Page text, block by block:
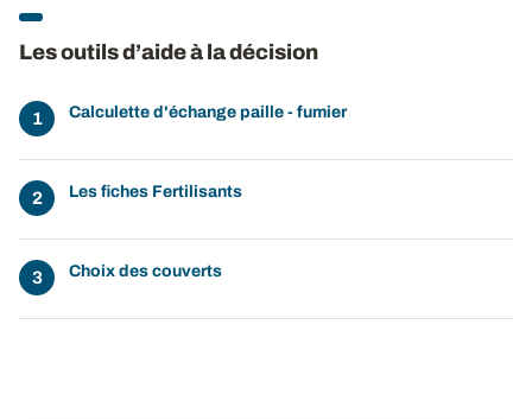
Les outils d’aide à la décision
Calculette d'échange paille - fumier
Les fiches Fertilisants
Choix des couverts